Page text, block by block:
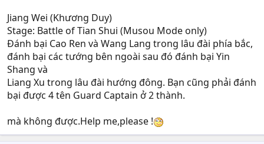
Jiang Wei (Khương Duy)
Stage: Battle of Tian Shui (Musou Mode only)
Đánh bại Cao Ren và Wang Lang trong lâu đài phía bắc,
đánh bại các tướng bên ngoài sau đó đánh bại Yin
Shang và
Liang Xu trong lâu đài hướng đông. Bạn cũng phải đánh
bại được 4 tên Guard Captain ở 2 thành.
mà không được.Help me,please !